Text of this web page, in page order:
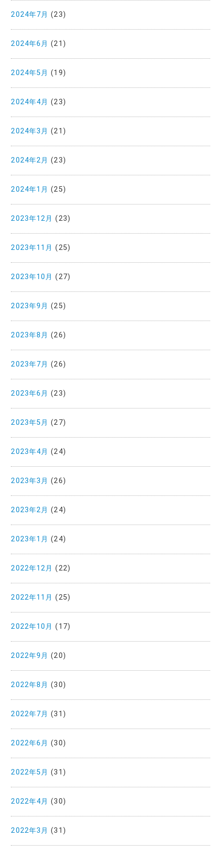
2024年7月 (23)
2024年6月 (21)
2024年5月 (19)
2024年4月 (23)
2024年3月 (21)
2024年2月 (23)
2024年1月 (25)
2023年12月 (23)
2023年11月 (25)
2023年10月 (27)
2023年9月 (25)
2023年8月 (26)
2023年7月 (26)
2023年6月 (23)
2023年5月 (27)
2023年4月 (24)
2023年3月 (26)
2023年2月 (24)
2023年1月 (24)
2022年12月 (22)
2022年11月 (25)
2022年10月 (17)
2022年9月 (20)
2022年8月 (30)
2022年7月 (31)
2022年6月 (30)
2022年5月 (31)
2022年4月 (30)
2022年3月 (31)